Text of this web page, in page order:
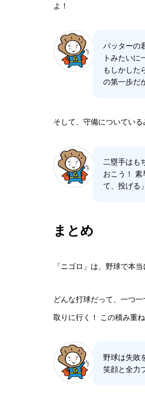
よ！
バッターの
トみたいに
もしかした
の第一歩だ
そして、守備についてい
二塁手はも
おこう！ 素
て、投げる
まとめ
「ニゴロ」は、野球で本
どんな打球だって、一つ
取りに行く！ この積み重
野球は失敗
笑顔と全力